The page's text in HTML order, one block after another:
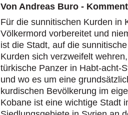
Von Andreas Buro -
Für die sunnitischen Kurden in
Völkermord vorbereitet und
ist die Stadt, auf die
Kurden sich verzweifelt
türkische Panzer in Habt-acht-
und wo es um eine
kurdischen Bevölkerung im
Kobane ist eine wichtige Stadt